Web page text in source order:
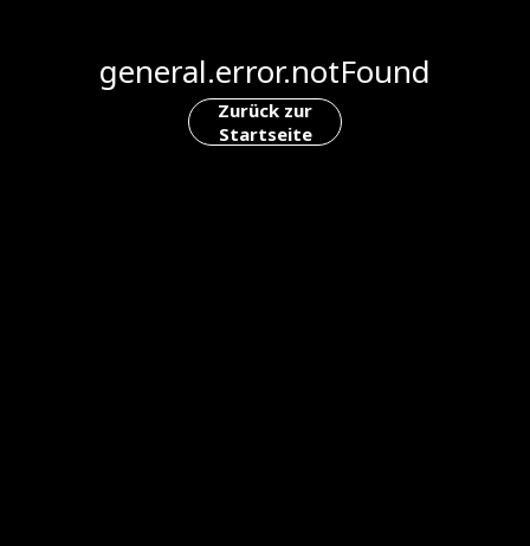
general.error.notFound
Zurück zur
Startseite